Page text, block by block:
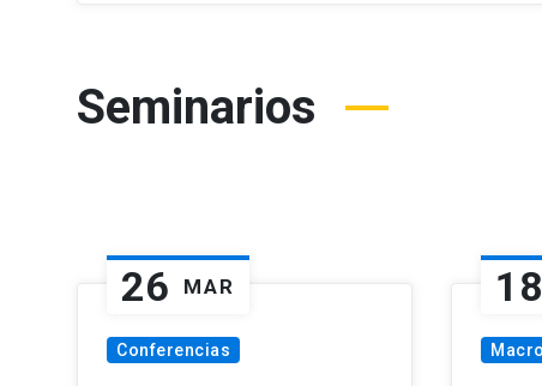
Seminarios
26 MAR
Conferencias
18